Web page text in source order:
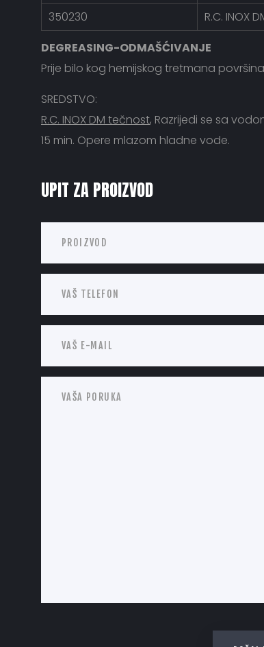
350230
R.C. INOX
DEGREASING-ODMAŠĆIVANJE
Prije bilo kog hemijskog tretmana
SREDSTVO:
R.C. INOX DM tečnost, Razrijedi se sa
15 min. Opere mlazom hladne vode.
UPIT ZA PROIZVOD